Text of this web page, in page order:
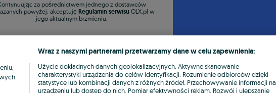
za pośrednictwem jednego z dostawców
powyżej, akceptuję Regulamin serwisu OLX.pl w
jego aktualnym brzmieniu.
Wraz z naszymi partnerami przetwarzamy dane w celu zapewnienia:
Użycie dokładnych danych geolokalizacyjnych. Aktywne skanowanie
charakterystyki urządzenia do celów identyfikacji. Rozumienie odbiorców dzięki
statystyce lub kombinacji danych z różnych źródeł. Przechowywanie informacji na
urządzeniu lub dostęp do nich. Pomiar efektywności reklam. Rozwój i ulepszanie